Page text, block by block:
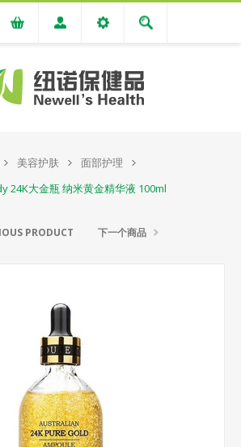
美容护肤
面部护理
24K大金瓶 纳米黄金精华液 100ml
PRODUCT 下一个商品